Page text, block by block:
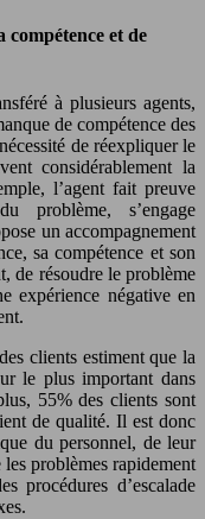
compétence et de
à plusieurs agents,
de compétence des
de réexpliquer le
considérablement la
l’agent fait preuve
problème, s’engage
un accompagnement
sa compétence et son
de résoudre le problème
expérience négative en
clients estiment que la
le plus important dans
55% des clients sont
de qualité. Il est donc
du personnel, de leur
problèmes rapidement
procédures d’escalade